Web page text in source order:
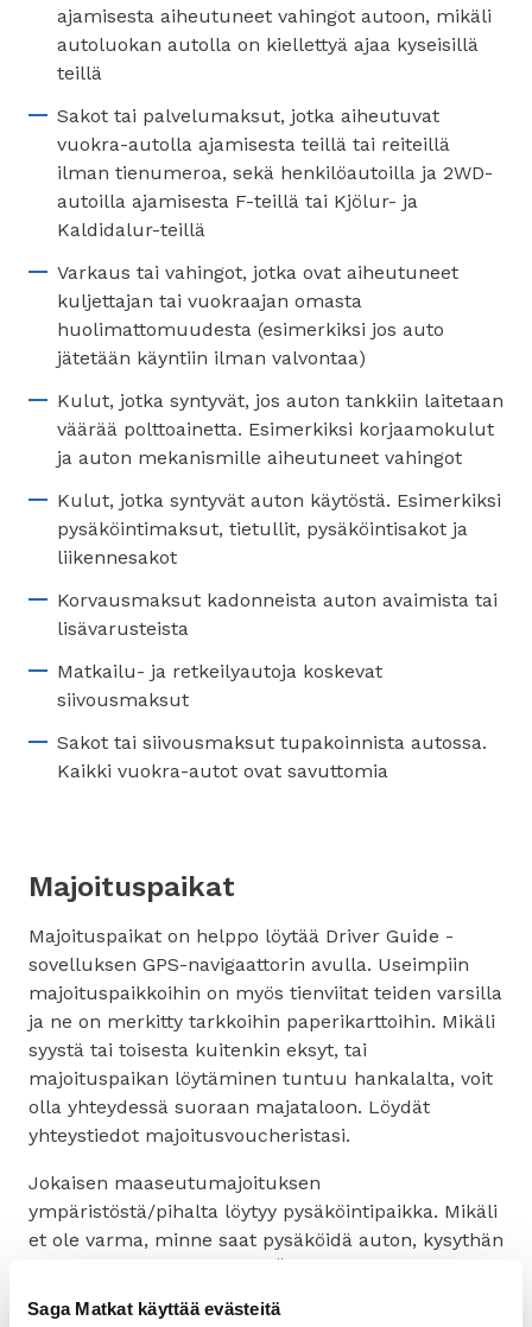
Saga Matkat käyttää evästeitä
ajamisesta aiheutuneet vahingot autoon, mikäli
autoluokan autolla on kiellettyä ajaa kyseisillä
teillä
Sakot tai palvelumaksut, jotka aiheutuvat
vuokra-autolla ajamisesta teillä tai reiteillä
ilman tienumeroa, sekä henkilöautoilla ja 2WD-
autoilla ajamisesta F-teillä tai Kjölur- ja
Kaldidalur-teillä
Varkaus tai vahingot, jotka ovat aiheutuneet
kuljettajan tai vuokraajan omasta
huolimattomuudesta (esimerkiksi jos auto
jätetään käyntiin ilman valvontaa)
Kulut, jotka syntyvät, jos auton tankkiin laitetaan
väärää polttoainetta. Esimerkiksi korjaamokulut
ja auton mekanismille aiheutuneet vahingot
Kulut, jotka syntyvät auton käytöstä. Esimerkiksi
pysäköintimaksut, tietullit, pysäköintisakot ja
liikennesakot
Korvausmaksut kadonneista auton avaimista tai
lisävarusteista
Matkailu- ja retkeilyautoja koskevat
siivousmaksut
Sakot tai siivousmaksut tupakoinnista autossa.
Kaikki vuokra-autot ovat savuttomia
Majoituspaikat
Majoituspaikat on helppo löytää Driver Guide -
sovelluksen GPS-navigaattorin avulla. Useimpiin
majoituspaikkoihin on myös tienviitat teiden varsilla
ja ne on merkitty tarkkoihin paperikarttoihin. Mikäli
syystä tai toisesta kuitenkin eksyt, tai
majoituspaikan löytäminen tuntuu hankalalta, voit
olla yhteydessä suoraan majataloon. Löydät
yhteystiedot majoitusvoucheristasi.
Jokaisen maaseutumajoituksen
ympäristöstä/pihalta löytyy pysäköintipaikka. Mikäli
et ole varma, minne saat pysäköidä auton, kysythän
laidunalueelle.